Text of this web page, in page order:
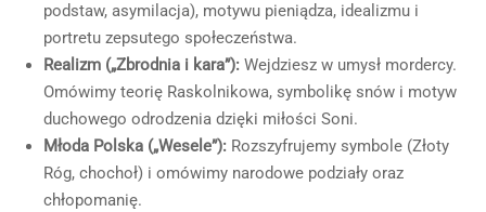
podstaw, asymilacja), motywu pieniądza, idealizmu i
portretu zepsutego społeczeństwa.
Realizm („Zbrodnia i kara”): Wejdziesz w umysł mordercy.
Omówimy teorię Raskolnikowa, symbolikę snów i motyw
duchowego odrodzenia dzięki miłości Soni.
Młoda Polska („Wesele”): Rozszyfrujemy symbole (Złoty
Róg, chochoł) i omówimy narodowe podziały oraz
chłopomanię.